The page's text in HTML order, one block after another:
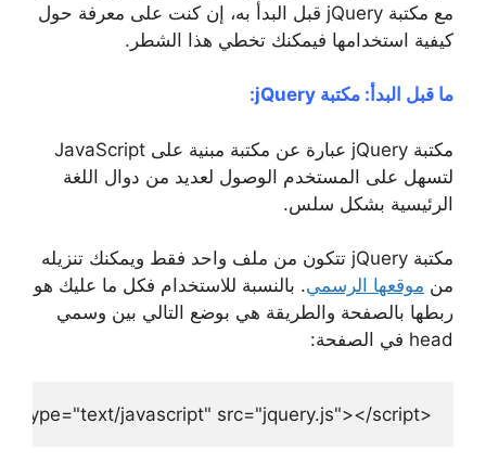
مع مكتبة jQuery قبل البدأ به، إن كنت على معرفة حول
كيفية استخدامها فيمكنك تخطي هذا الشطر.
ما قبل البدأ: مكتبة jQuery:
مكتبة jQuery عبارة عن مكتبة مبنية على JavaScript
لتسهل على المستخدم الوصول لعديد من دوال اللغة
الرئيسية بشكل سلس.
مكتبة jQuery تتكون من ملف واحد فقط ويمكنك تنزيله
من موقعها الرسمي. بالنسبة للاستخدام فكل ما عليك هو
ربطها بالصفحة والطريقة هي بوضع التالي بين وسمي
head في الصفحة:
<script type="text/javascript" src="jquery.js"></script>